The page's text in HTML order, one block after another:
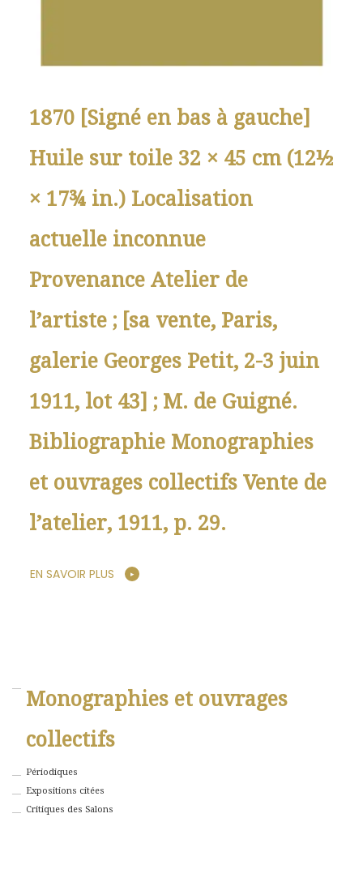
1870 [Signé en bas à gauche]
Huile sur toile 32 × 45 cm (12½
× 17¾ in.) Localisation
actuelle inconnue
Provenance Atelier de
l’artiste ; [sa vente, Paris,
galerie Georges Petit, 2-3 juin
1911, lot 43] ; M. de Guigné.
Bibliographie Monographies
et ouvrages collectifs Vente de
l’atelier, 1911, p. 29.
EN SAVOIR PLUS
Monographies et ouvrages
collectifs
Périodiques
Expositions citées
Critiques des Salons